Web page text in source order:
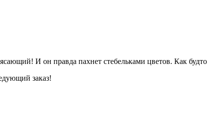
И он правда пахнет стебельками цветов. Как
заказ!